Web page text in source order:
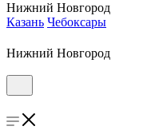
Нижний Новгород
Казань Чебоксары
Нижний Новгород